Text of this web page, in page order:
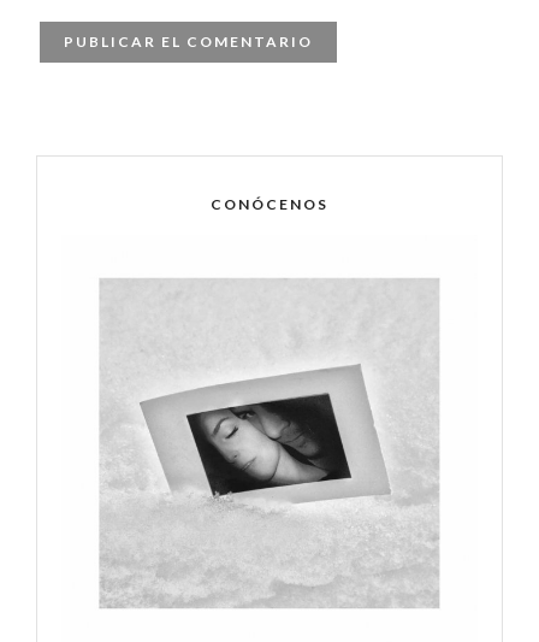
CONÓCENOS